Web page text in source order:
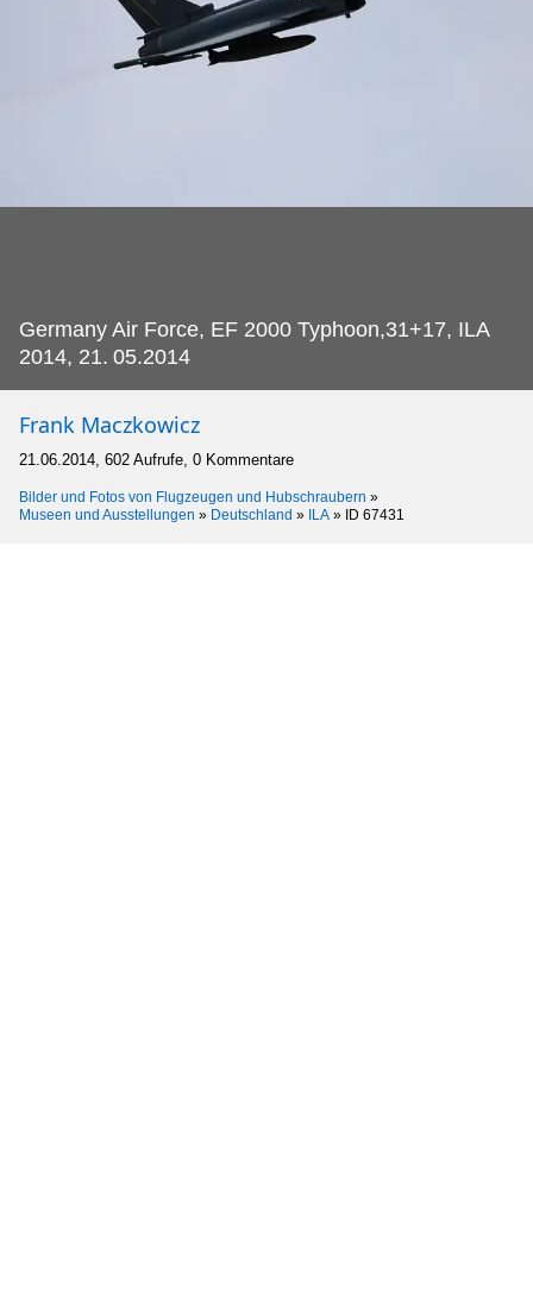
Germany Air Force, EF 2000 Typhoon,31+17, ILA
2014, 21. 05.2014
Frank Maczkowicz
21.06.2014, 602 Aufrufe, 0 Kommentare
Bilder und Fotos von Flugzeugen und Hubschraubern »
Museen und Ausstellungen » Deutschland » ILA » ID 67431